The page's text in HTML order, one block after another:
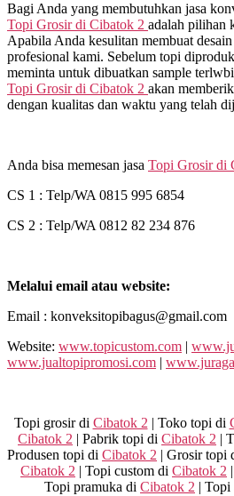
Bagi Anda yang membutuhkan jasa
Topi Grosir di Cibatok 2 adalah pilihan
Apabila Anda kesulitan membuat
profesional kami. Sebelum topi
meminta untuk dibuatkan sample
Topi Grosir di Cibatok 2 akan
dengan kualitas dan waktu yang telah
Anda bisa memesan jasa Topi Grosir di
CS 1 : Telp/WA 0815 995 6854
CS 2 : Telp/WA 0812 82 234 876
Melalui email atau website:
Email : konveksitopibagus@gmail.com
Website: www.topicustom.com |
www.jualtopipromosi.com |
Topi grosir di Cibatok 2 | Toko topi di
Cibatok 2 | Pabrik topi di Cibatok 2 |
Produsen topi di Cibatok 2 | Grosir topi
Cibatok 2 | Topi custom di Cibatok 2
Topi pramuka di Cibatok 2 | Topi